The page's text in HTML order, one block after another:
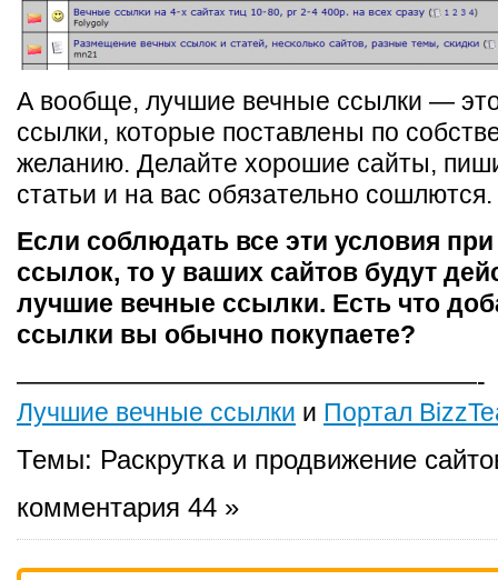
А вообще, лучшие вечные ссылки —
ссылки, которые поставлены по
желанию. Делайте хорошие сайты,
статьи и на вас обязательно сошлются.
Если соблюдать все эти условия при
ссылок, то у ваших сайтов будут
лучшие вечные ссылки. Есть что
ссылки вы обычно покупаете?
——————————————————-
Лучшие вечные ссылки и Портал
Темы: Раскрутка и продвижение
комментария 44 »